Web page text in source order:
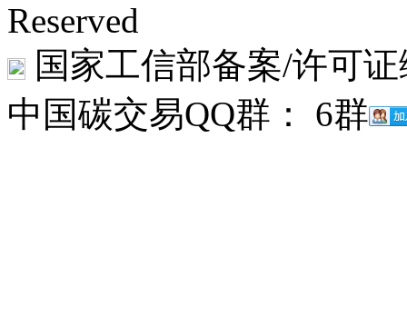
Reserved
国家工信部备案/许可
中国碳交易QQ群： 6群